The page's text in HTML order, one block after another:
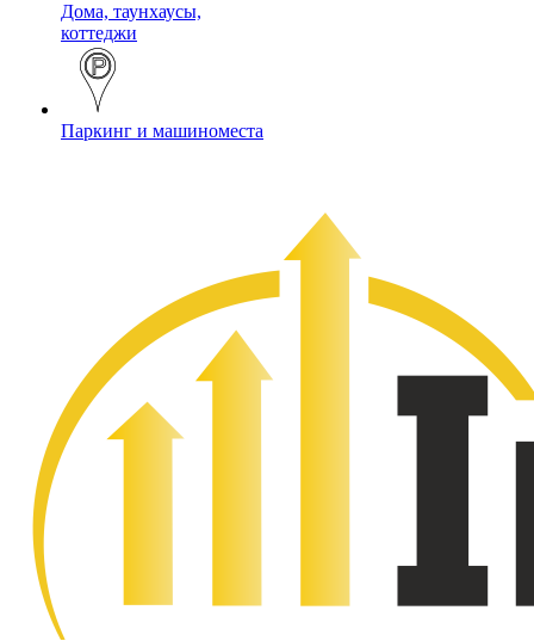
Дома, таунхаусы,
коттеджи
Паркинг и машиноместа